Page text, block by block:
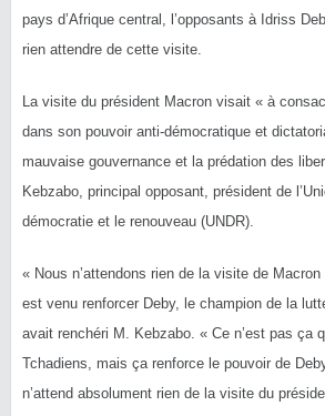
pays d’Afrique central, l’opposants à Idriss
rien attendre de cette visite.
La visite du président Macron visait « à
dans son pouvoir anti-démocratique et
mauvaise gouvernance et la prédation des
Kebzabo, principal opposant, président de
démocratie et le renouveau (UNDR).
« Nous n’attendons rien de la visite de Macron
est venu renforcer Deby, le champion de la
avait renchéri M. Kebzabo. « Ce n’est pas ça
Tchadiens, mais ça renforce le pouvoir de
n’attend absolument rien de la visite du